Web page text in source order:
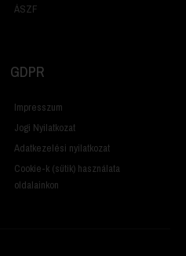
ÁSZF
GDPR
Impresszum
Jogi Nyilatkozat
Adatkezelési nyilatkozat
Cookie-k (sütik) használata
oldalainkon